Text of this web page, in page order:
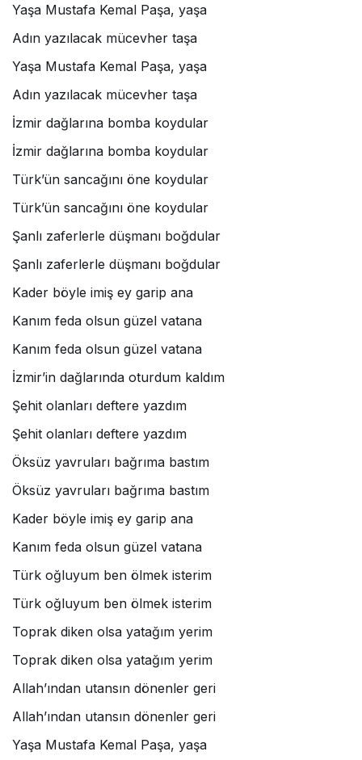
Yaşa Mustafa Kemal Paşa, yaşa
Adın yazılacak mücevher taşa
Yaşa Mustafa Kemal Paşa, yaşa
Adın yazılacak mücevher taşa
İzmir dağlarına bomba koydular
İzmir dağlarına bomba koydular
Türk’ün sancağını öne koydular
Türk’ün sancağını öne koydular
Şanlı zaferlerle düşmanı boğdular
Şanlı zaferlerle düşmanı boğdular
Kader böyle imiş ey garip ana
Kanım feda olsun güzel vatana
Kanım feda olsun güzel vatana
İzmir’in dağlarında oturdum kaldım
Şehit olanları deftere yazdım
Şehit olanları deftere yazdım
Öksüz yavruları bağrıma bastım
Öksüz yavruları bağrıma bastım
Kader böyle imiş ey garip ana
Kanım feda olsun güzel vatana
Türk oğluyum ben ölmek isterim
Türk oğluyum ben ölmek isterim
Toprak diken olsa yatağım yerim
Toprak diken olsa yatağım yerim
Allah’ından utansın dönenler geri
Allah’ından utansın dönenler geri
Yaşa Mustafa Kemal Paşa, yaşa